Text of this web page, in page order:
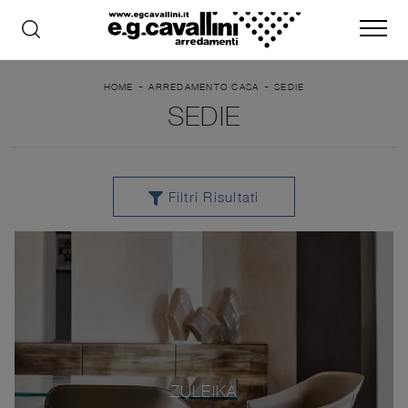
HOME -ARREDAMENTO CASA -SEDIE
SEDIE
Filtri Risultati
ZULEIKA